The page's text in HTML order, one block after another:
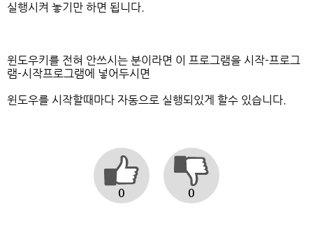
실행시켜 놓기만 하면 됩니다.
윈도우키를 전혀 안쓰시는 분이라면 이 프로그램을 시작-프로그
램-시작프로그램에 넣어두시면
윈도우를 시작할때마다 자동으로 실행되있게 할수 있습니다.
0 0